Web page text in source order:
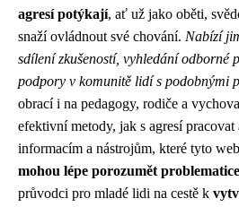
agresí potýkají, ať už jako oběti,
snaží ovládnout své chování. Nabízí
sdílení zkušeností, vyhledání odborné
podpory v komunitě lidí s podobnými
obrací i na pedagogy, rodiče a
efektivní metody, jak s agresí
informacím a nástrojům, které tyto
mohou lépe porozumět
průvodci pro mladé lidi na cestě k